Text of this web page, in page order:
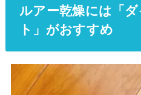
ルアー乾燥には「
ト」がおすすめ